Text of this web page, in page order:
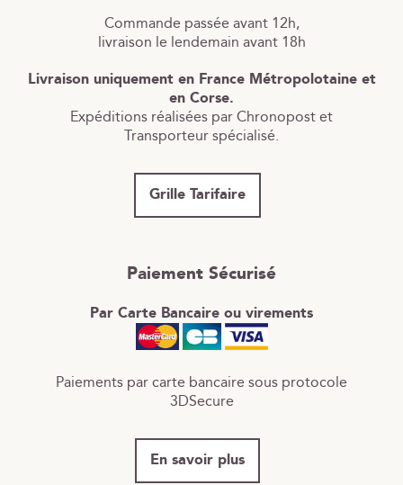
Commande passée avant 12h,
livraison le lendemain avant 18h
Livraison uniquement en France Métropolotaine et
en Corse.
Expéditions réalisées par Chronopost et
Transporteur spécialisé.
Grille Tarifaire
Paiement Sécurisé
Par Carte Bancaire ou virements
Paiements par carte bancaire sous protocole
3DSecure
En savoir plus